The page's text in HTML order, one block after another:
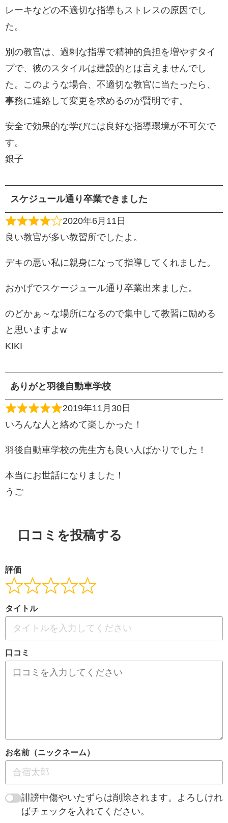
レーキなどの不適切な指導もストレスの原因でし
た。
別の教官は、過剰な指導で精神的負担を増やすタイ
プで、彼のスタイルは建設的とは言えませんでし
た。このような場合、不適切な教官に当たったら、
事務に連絡して変更を求めるのが賢明です。
安全で効果的な学びには良好な指導環境が不可欠で
す。
銀子
スケジュール通り卒業できました
2020年6月11日
良い教官が多い教習所でしたよ。
デキの悪い私に親身になって指導してくれました。
おかげでスケージュール通り卒業出来ました。
のどかぁ～な場所になるので集中して教習に励める
と思いますよw
KIKI
ありがと羽後自動車学校
2019年11月30日
いろんな人と絡めて楽しかった！
羽後自動車学校の先生方も良い人ばかりでした！
本当にお世話になりました！
うご
口コミを投稿する
評価
タイトル
口コミ
お名前（ニックネーム）
誹謗中傷やいたずらは削除されます。よろしけれ
ばチェックを入れてください。